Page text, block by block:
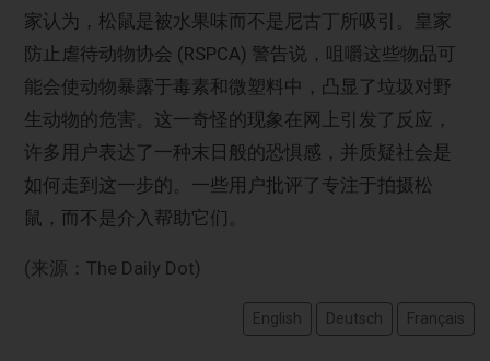
家认为，松鼠是被水果味而不是尼古丁所吸引。皇家
防止虐待动物协会 (RSPCA) 警告说，咀嚼这些物品可
能会使动物暴露于毒素和微塑料中，凸显了垃圾对野
生动物的危害。这一奇怪的现象在网上引发了反应，
许多用户表达了一种末日般的恐惧感，并质疑社会是
如何走到这一步的。一些用户批评了专注于拍摄松
鼠，而不是介入帮助它们。
(来源：The Daily Dot)
English Deutsch Français